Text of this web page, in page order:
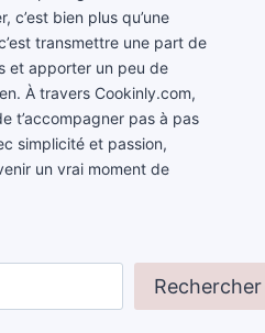
c’est bien plus qu’une
transmettre une part de
et apporter un peu de
À travers Cookinly.com,
t’accompagner pas à pas
simplicité et passion,
un vrai moment de
Rechercher